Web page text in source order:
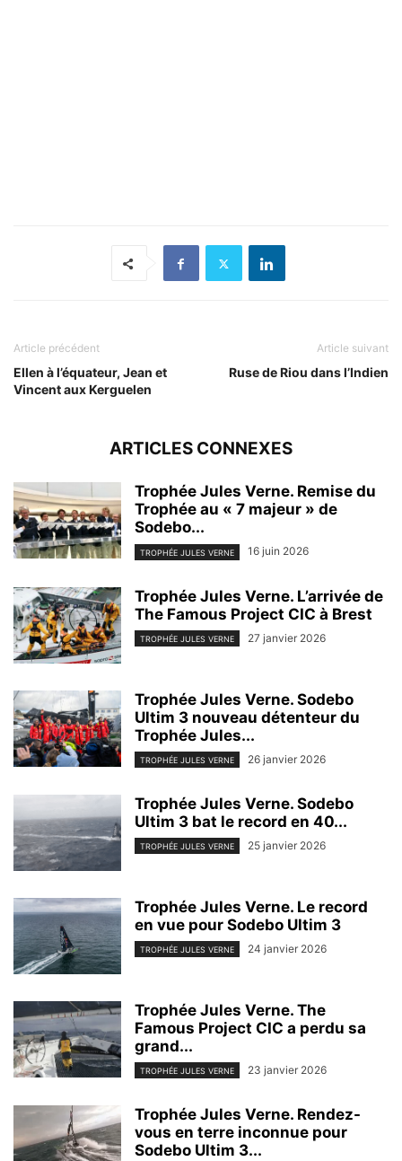
Article précédent
Ellen à l’équateur, Jean et
Vincent aux Kerguelen
Article suivant
Ruse de Riou dans l’Indien
ARTICLES CONNEXES
Trophée Jules Verne. Remise du
Trophée au « 7 majeur » de
Sodebo...
TROPHÉE JULES VERNE 16 juin 2026
Trophée Jules Verne. L’arrivée de
The Famous Project CIC à Brest
TROPHÉE JULES VERNE 27 janvier 2026
Trophée Jules Verne. Sodebo
Ultim 3 nouveau détenteur du
Trophée Jules...
TROPHÉE JULES VERNE 26 janvier 2026
Trophée Jules Verne. Sodebo
Ultim 3 bat le record en 40...
TROPHÉE JULES VERNE 25 janvier 2026
Trophée Jules Verne. Le record
en vue pour Sodebo Ultim 3
TROPHÉE JULES VERNE 24 janvier 2026
Trophée Jules Verne. The
Famous Project CIC a perdu sa
grand...
TROPHÉE JULES VERNE 23 janvier 2026
Trophée Jules Verne. Rendez-
vous en terre inconnue pour
Sodebo Ultim 3...